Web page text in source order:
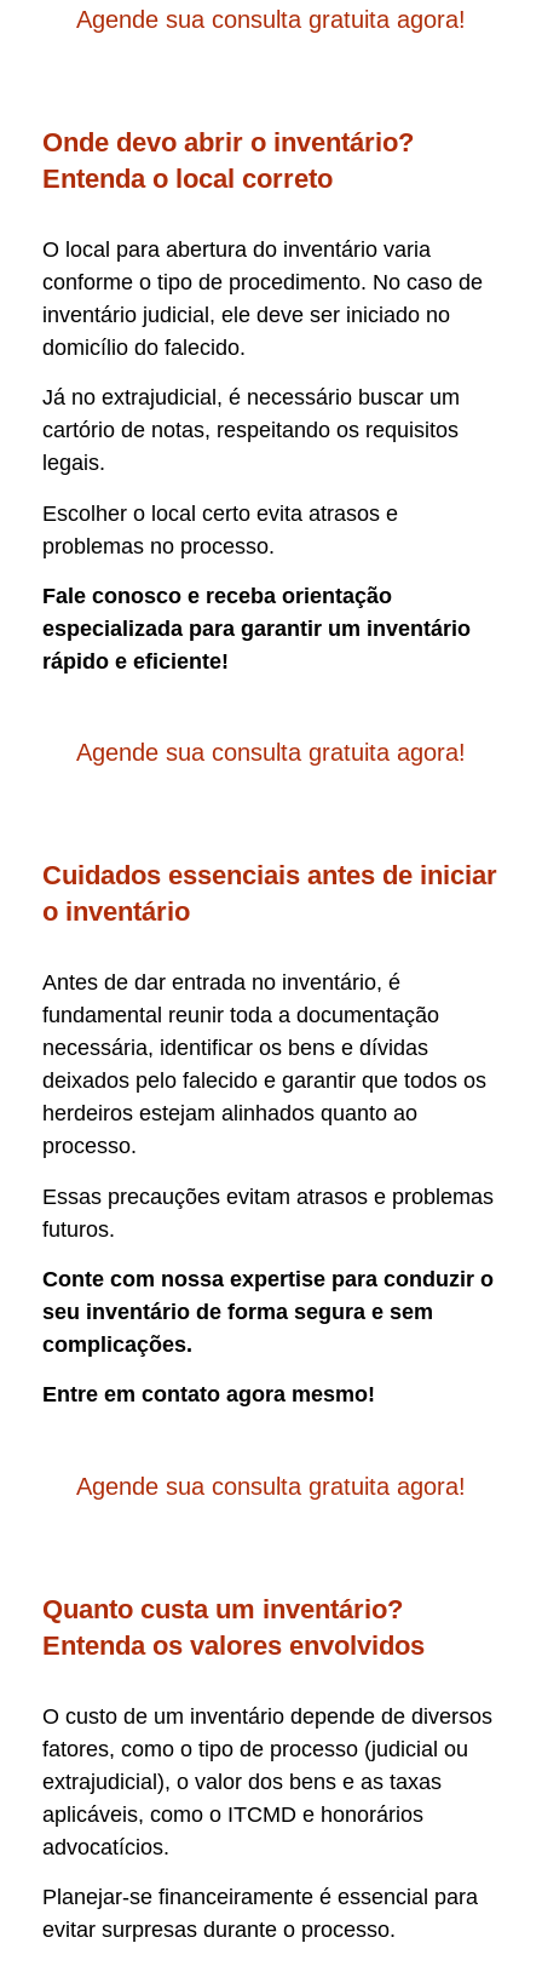
Agende sua consulta gratuita agora!
Onde devo abrir o inventário?
Entenda o local correto
O local para abertura do inventário varia
conforme o tipo de procedimento. No caso de
inventário judicial, ele deve ser iniciado no
domicílio do falecido.
Já no extrajudicial, é necessário buscar um
cartório de notas, respeitando os requisitos
legais.
Escolher o local certo evita atrasos e
problemas no processo.
Fale conosco e receba orientação
especializada para garantir um inventário
rápido e eficiente!
Agende sua consulta gratuita agora!
Cuidados essenciais antes de iniciar
o inventário
Antes de dar entrada no inventário, é
fundamental reunir toda a documentação
necessária, identificar os bens e dívidas
deixados pelo falecido e garantir que todos os
herdeiros estejam alinhados quanto ao
processo.
Essas precauções evitam atrasos e problemas
futuros.
Conte com nossa expertise para conduzir o
seu inventário de forma segura e sem
complicações.
Entre em contato agora mesmo!
Agende sua consulta gratuita agora!
Quanto custa um inventário?
Entenda os valores envolvidos
O custo de um inventário depende de diversos
fatores, como o tipo de processo (judicial ou
extrajudicial), o valor dos bens e as taxas
aplicáveis, como o ITCMD e honorários
advocatícios.
Planejar-se financeiramente é essencial para
evitar surpresas durante o processo.